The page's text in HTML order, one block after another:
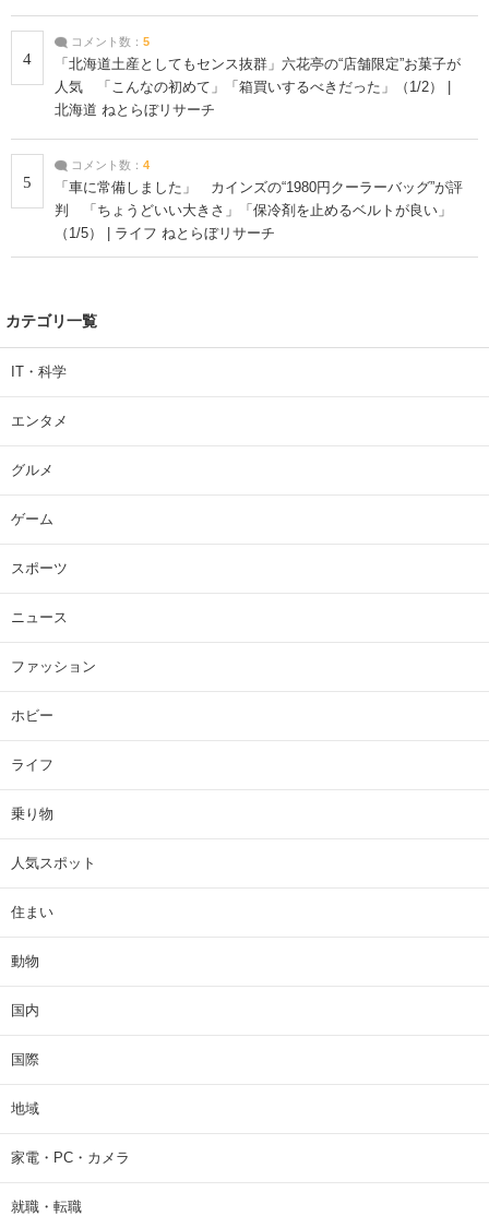
4
コメント数： 5
「北海道土産としてもセンス抜群」六花亭の“店舗限定”お菓子が
人気 「こんなの初めて」「箱買いするべきだった」（1/2） |
北海道 ねとらぼリサーチ
5
コメント数： 4
「車に常備しました」 カインズの“1980円クーラーバッグ”が評
判 「ちょうどいい大きさ」「保冷剤を止めるベルトが良い」
（1/5） | ライフ ねとらぼリサーチ
カテゴリ一覧
IT・科学
エンタメ
グルメ
ゲーム
スポーツ
ニュース
ファッション
ホビー
ライフ
乗り物
人気スポット
住まい
動物
国内
国際
地域
家電・PC・カメラ
就職・転職